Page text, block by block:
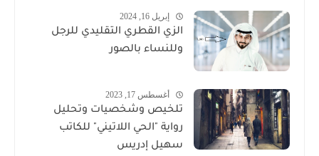
إبريل 16, 2024
الزي القطري التقليدي للرجل
وللنساء بالصور
أغسطس 17, 2023
تلخيص وشخصيات وتحليل
رواية "الحي اللاتيني" للكاتب
سهيل إدريس